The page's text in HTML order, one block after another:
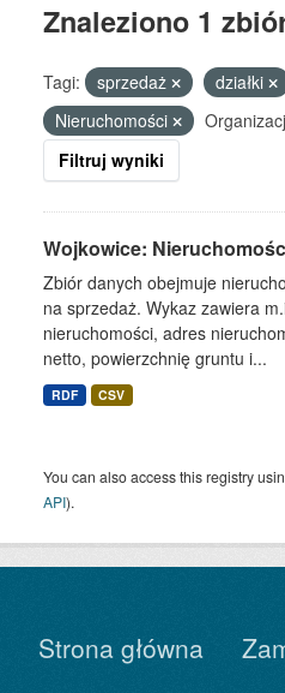
Znaleziono 1
Tagi: sprzedaż działki
Nieruchomości
Filtruj wyniki
Wojkowice:
Zbiór danych obejmuje
na sprzedaż. Wykaz zawiera
nieruchomości, adres
netto, powierzchnię gruntu i...
RDF CSV
You can also access this registry
API).
Strona główna